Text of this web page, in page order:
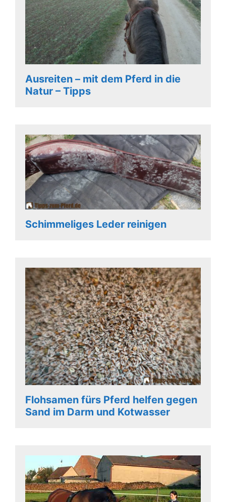
Ausreiten – mit dem Pferd in die
Natur – Tipps
Schimmeliges Leder reinigen
Flohsamen fürs Pferd helfen gegen
Sand im Darm und Kotwasser